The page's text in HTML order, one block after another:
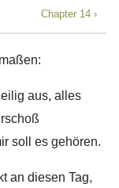
Chapter 14 ›
aus, alles
soll es gehören.
an diesen Tag,